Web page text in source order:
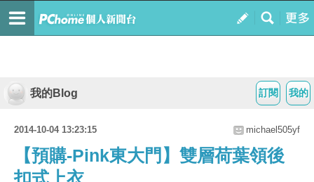
我的
訂閱
我的Blog
2014-10-04 13:23:15 michael505yf
【預購-Pink東大門】雙層荷葉領後
扣式上衣